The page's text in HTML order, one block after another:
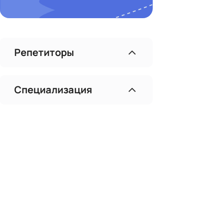
Репетиторы
Специализация